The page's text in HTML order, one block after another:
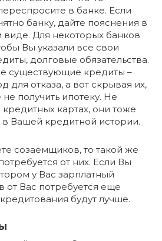
в банке. Если
банку, дайте пояснения в
Для некоторых банков
Вы указали все свои
долговые обязательства.
существующие кредиты –
для отказа, а вот скрывая их,
получить ипотеку. Не
картах, они тоже
Вашей кредитной истории.
созаемщиков, то такой же
от них. Если Вы
у Вас зарплатный
от Вас потребуется еще
будут лучше.